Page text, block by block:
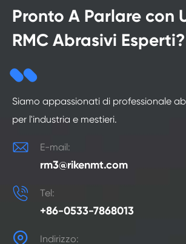
Pronto A Parlare con
RMC Abrasivi Esperti?
Siamo appassionati di professionale
per l'industria e mestieri.
 E-mail:
rm3@rikenmt.com
 Tel:
+86-0533-7868013
 Indirizzo: